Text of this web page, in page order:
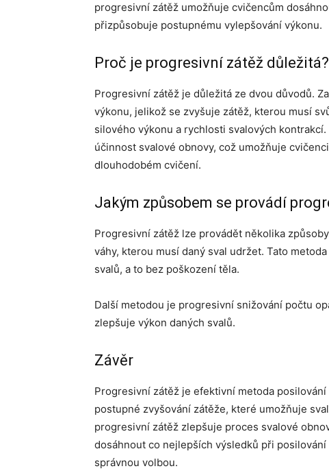
progresivní zátěž umožňuje cvičencům
přizpůsobuje postupnému vylepšování výkonu.
Proč je progresivní zátěž důležitá?
Progresivní zátěž je důležitá ze dvou důvodů.
výkonu, jelikož se zvyšuje zátěž, kterou musí
silového výkonu a rychlosti svalových
účinnost svalové obnovy, což umožňuje
dlouhodobém cvičení.
Jakým způsobem se provádí
Progresivní zátěž lze provádět několika
váhy, kterou musí daný sval udržet. Tato
svalů, a to bez poškození těla.
Další metodou je progresivní snižování počtu
zlepšuje výkon daných svalů.
Závěr
Progresivní zátěž je efektivní metoda
postupné zvyšování zátěže, které umožňuje
progresivní zátěž zlepšuje proces svalové
dosáhnout co nejlepších výsledků při
správnou volbou.